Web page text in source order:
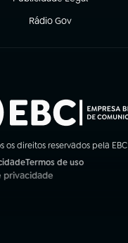
(abre em nova aba)
Rádio Gov
(abre em nova aba)
os direitos reservados pela EBC
Termos de uso
(abre em nova aba)
privacidade